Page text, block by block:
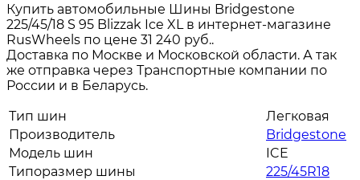
Купить автомобильные Шины Bridgestone
225/45/18 S 95 Blizzak Ice XL в интернет-магазине
RusWheels по цене 31 240 руб..
Доставка по Москве и Московской области. А так
же отправка через Транспортные компании по
России и в Беларусь.
Тип шин
Легковая
Производитель
Bridgestone
Модель шин
ICE
Типоразмер шины
225/45R18